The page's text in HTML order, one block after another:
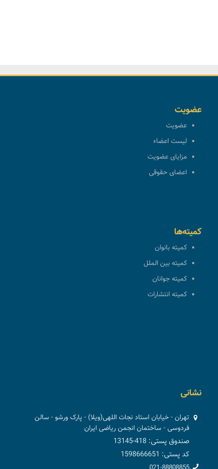
عضویت
عضویت
لیست اعضاء
مزایای عضویت
اعضای حقوقی
کمیته‌ها
کمیته بانوان
کمیته بین الملل
کمیته جوانان
کمیته انتشارات
نشانی
تهران - خیابان استاد نجات اللهی(ویلا) - پارک ورشو - سالن
فردوسی - ساختمان انجمن ریاضی ایران
صندوق پستی: 418-13145
کد پستی: 1598666651